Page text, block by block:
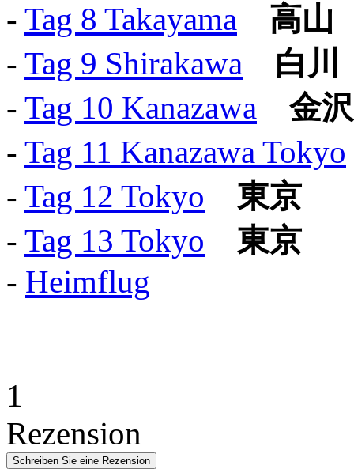
- Tag 8 Takayama
高山
- Tag 9 Shirakawa
白川
- Tag 10 Kanazawa
金沢
- Tag 11 Kanazawa Tokyo
- Tag 12 Tokyo
東京
- Tag 13 Tokyo
東京
- Heimflug
1
Rezension